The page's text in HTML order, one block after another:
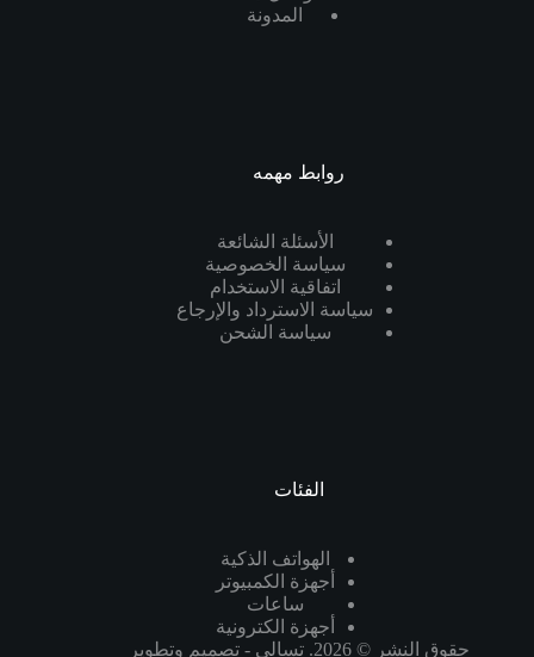
المدونة
روابط مهمه
الأسئلة الشائعة
سياسة الخصوصية
اتفاقية الاستخدام
سياسة الاسترداد والإرجاع
سياسة الشحن
الفئات
الهواتف الذكية
أجهزة الكمبيوتر
ساعات
أجهزة الكترونية
حقوق النشر © 2026. تسالي - تصميم وتطوير